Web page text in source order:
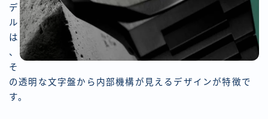
デ
ル
は
、
そ
の透明な文字盤から内部機構が見えるデザインが特徴で
す。